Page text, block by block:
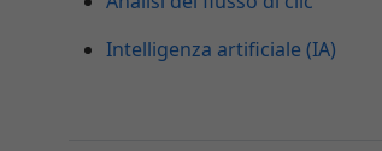
Intelligenza artificiale (IA)